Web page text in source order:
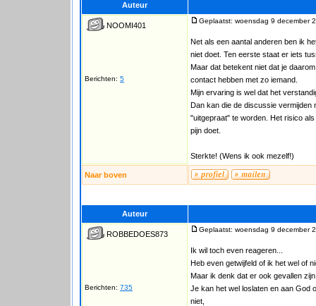
Auteur
NOOMI401
Berichten: 5
Geplaatst: woensdag 9 december
Net als een aantal anderen ben ik
niet doet. Ten eerste staat er iets
Maar dat betekent niet dat je
contact hebben met zo iemand.
Mijn ervaring is wel dat het
Dan kan die de discussie vermijden
"uitgepraat" te worden. Het risico
pijn doet.
Sterkte! (Wens ik ook mezelf!)
Naar boven
Auteur
ROBBEDOES873
Berichten: 735
Geplaatst: woensdag 9 december
Ik wil toch even reageren...
Heb even getwijfeld of ik het wel of
Maar ik denk dat er ook gevallen
Je kan het wel loslaten en aan God
niet,